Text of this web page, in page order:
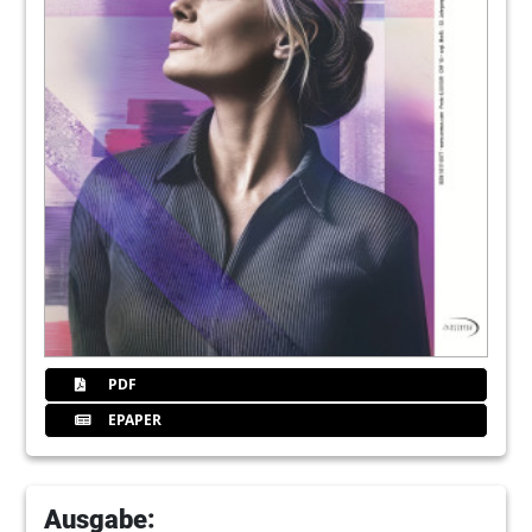
Synergieeffekte zwischen QM und
Corporate Design
Rabea Hahn
19NSK Europe GmbH
20
Anzahl der Zugriffe -
Patientenbewertungen im Internet (Teil
7)auf Praxiswebseite erhöhen
Paula Hesse, M.A.
21Centrix Inc.
24Gefährliches Ungleichgewicht
PDF
EPAPER
Ausgabe: